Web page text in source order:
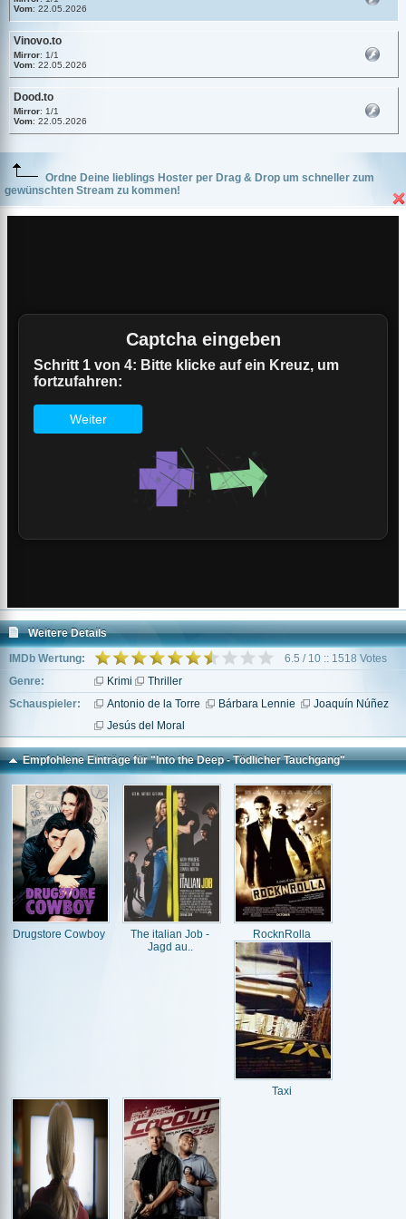
Vom: 22.05.2026
Vinovo.to
Mirror: 1/1
Vom: 22.05.2026
Dood.to
Mirror: 1/1
Vom: 22.05.2026
Ordne Deine lieblings Hoster per Drag & Drop um schneller zum
gewünschten Stream zu kommen!
Weitere Details
IMDb Wertung:
6.5 / 10 :: 1518 Votes
Genre:
Krimi
Thriller
Schauspieler:
Antonio de la Torre Bárbara Lennie
Joaquín Núñez
Jesús del Moral
Empfohlene Einträge für "Into the Deep - Tödlicher Tauchgang"
Drugstore Cowboy
The italian Job -
Jagd au..
RocknRolla
Taxi